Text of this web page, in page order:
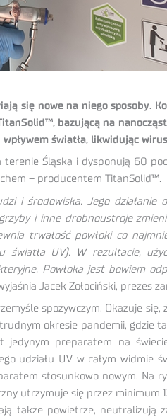
się nowe na niego
bazującą na
światła, likwidując
terenie Śląska i dysponują 60
– producentem TitanSolid™.
i środowiska. Jego
i inne drobnoustroje
trwałość powłoki co
światła UV). W rezultacie,
Powłoka jest bowiem
Jacek Zołociński, prezes
spożywczym. Okazuje
okresie pandemii,
preparatem na
udziału UV w całym
stosunkowo nowym. Na
utrzymuje się przez
także powietrze, neutralizują